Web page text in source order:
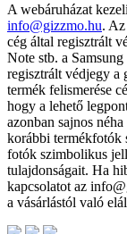
A webáruházat
info@gizzmo.hu.
cég által regisztrált
Note stb. a
regisztrált védjegy a
termék felismerése
hogy a lehető
azonban sajnos
korábbi termékfotók
fotók szimbolikus
tulajdonságait. Ha
kapcsolatot az
a vásárlástól való